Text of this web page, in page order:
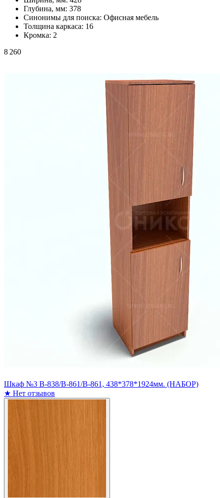
Глубина, мм: 378
Синонимы для поиска: Офисная мебель
Толщина каркаса: 16
Кромка: 2
8 260
Шкаф №3 В-838/В-861/В-861, 438*378*1924мм. (НАБОР)
★ Нет отзывов